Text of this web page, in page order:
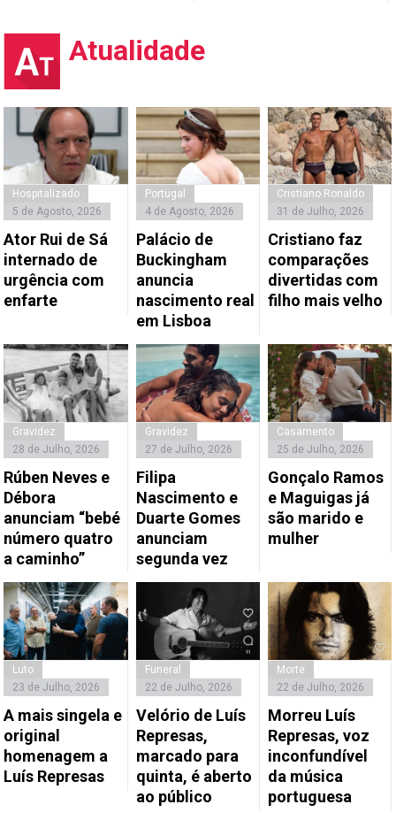
Atualidade
Hospitalizado
5 de Agosto, 2026
Ator Rui de Sá
internado de
urgência com
enfarte
Portugal
4 de Agosto, 2026
Palácio de
Buckingham
anuncia
nascimento real
em Lisboa
Cristiano Ronaldo
31 de Julho, 2026
Cristiano faz
comparações
divertidas com
filho mais velho
Gravidez
28 de Julho, 2026
Rúben Neves e
Débora
anunciam “bebé
número quatro
a caminho”
Gravidez
27 de Julho, 2026
Filipa
Nascimento e
Duarte Gomes
anunciam
segunda vez
Casamento
25 de Julho, 2026
Gonçalo Ramos
e Maguigas já
são marido e
mulher
Luto
23 de Julho, 2026
A mais singela e
original
homenagem a
Luís Represas
Funeral
22 de Julho, 2026
Velório de Luís
Represas,
marcado para
quinta, é aberto
ao público
Morte
22 de Julho, 2026
Morreu Luís
Represas, voz
inconfundível
da música
portuguesa